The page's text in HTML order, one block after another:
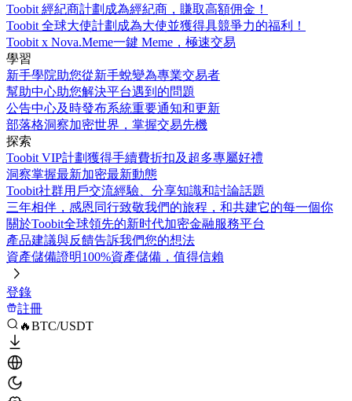
Toobit 經紀商計劃 成為經紀商，賺取高額佣金！
Toobit 全球大使計劃 成為大使並獲得具競爭力的福利！
Toobit x Nova.Meme一鍵 Meme，極速交易
學習
新手學院助您從新手蛻變為專業交易者
幫助中心助您解決平台遇到的問題
公告中心及時發布系統重要通知和更新
部落格洞察加密世界，掌握交易先機
探索
Toobit VIP計劃獲得手續費折扣及超多專屬好禮
洞察掌握最新加密最新動態
Toobit社群用戶交流經驗、分享知識和討論話題
三年相伴，感恩同行致敬我們的旅程，和共建它的每一個你
關於Toobit全球領先的新时代加密金融服務平台
產品建議與反饋告訴我們您的想法
資產儲備證明100%資產儲備，值得信賴
登錄
註冊
🔥BTC/USDT